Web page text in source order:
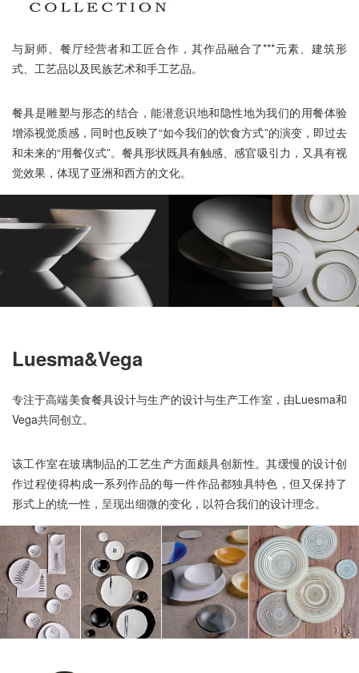
与厨师、餐厅经营者和工匠合作，其作品融合了***元素、建筑形
式、工艺品以及民族艺术和手工艺品。
餐具是雕塑与形态的结合，能潜意识地和隐性地为我们的用餐体验
增添视觉质感，同时也反映了“如今我们的饮食方式”的演变，即过去
和未来的“用餐仪式”。餐具形状既具有触感、感官吸引力，又具有视
觉效果，体现了亚洲和西方的文化。
Luesma&Vega
专注于高端美食餐具设计与生产的设计与生产工作室，由Luesma和
Vega共同创立。
该工作室在玻璃制品的工艺生产方面颇具创新性。其缓慢的设计创
作过程使得构成一系列作品的每一件作品都独具特色，但又保持了
形式上的统一性，呈现出细微的变化，以符合我们的设计理念。